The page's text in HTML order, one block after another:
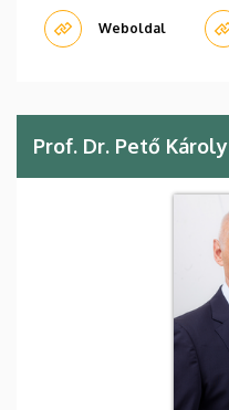
Weboldal
Prof. Dr. Pető Károly